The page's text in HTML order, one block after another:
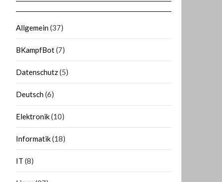
Allgemein(37)
BKampfBot(7)
Datenschutz(5)
Deutsch(6)
Elektronik(10)
Informatik(18)
IT (8)